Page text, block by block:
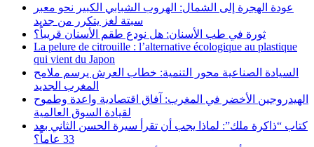
عودة الهجرة إلى الشمال: الهروب الشبابي الكبير نحو معبر
سبتة لغز يتكرر من جديد
ثورة في طب الأسنان: هل نودع طقم الأسنان قريباً؟
La pelure de citrouille : l’alternative écologique au plastique
qui vient du Japon
السيادة الصناعية محور التنمية: خطاب العرش يرسم ملامح
المغرب الجديد
الهيدروجين الأخضر في المغرب: آفاق اقتصادية واعدة وطموح
لقيادة السوق العالمية
كتاب “ذاكرة ملك”: لماذا يجب أن تقرأ سيرة الحسن الثاني بعد
33 عاماً؟